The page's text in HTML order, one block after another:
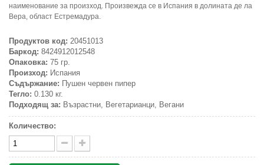
наименование за произход. Произвежда се в Испания в долината де ла
Вера, област Естремадура.
Продуктов код: 20451013
Баркод: 8424912012548
Опаковка: 75 гр.
Произход: Испания
Съдържание: Пушен червен пипер
Тегло: 0.130 кг.
Подходящ за: Възрастни, Вегетарианци, Вегани
Количество: